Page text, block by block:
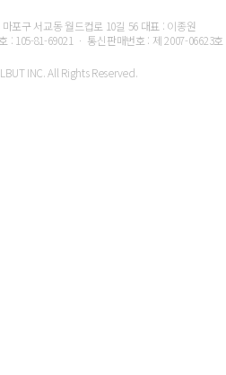
포구 서교동 월드컵로 10길 56 대표 : 이종원
: 105-81-69021 ㆍ 통신판매번호 : 제 2007-06623호
INC. All Rights Reserved.